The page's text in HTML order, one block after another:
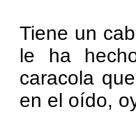
Tiene un
le ha
caracola
en el oído,